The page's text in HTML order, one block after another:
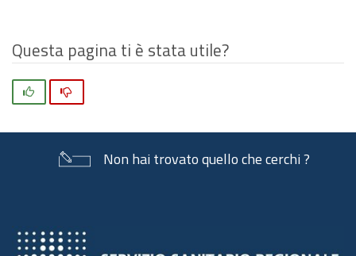
Questa pagina ti è stata utile?
Non hai trovato quello che cerchi ?